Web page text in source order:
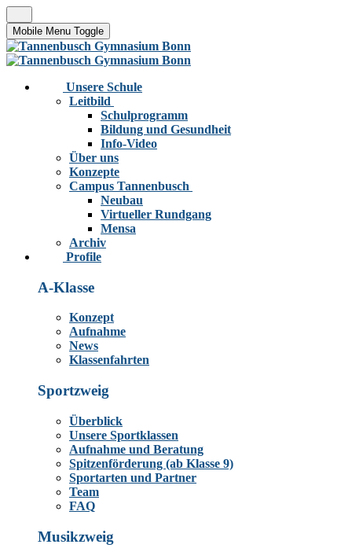
Mobile Menu Toggle
Unsere Schule
Leitbild
Schulprogramm
Bildung und Gesundheit
Info-Video
Über uns
Konzepte
Campus Tannenbusch
Neubau
Virtueller Rundgang
Mensa
Archiv
Profile
A-Klasse
Konzept
Aufnahme
News
Klassenfahrten
Sportzweig
Überblick
Unsere Sportklassen
Aufnahme und Beratung
Spitzenförderung (ab Klasse 9)
Sportarten und Partner
Team
FAQ
Musikzweig